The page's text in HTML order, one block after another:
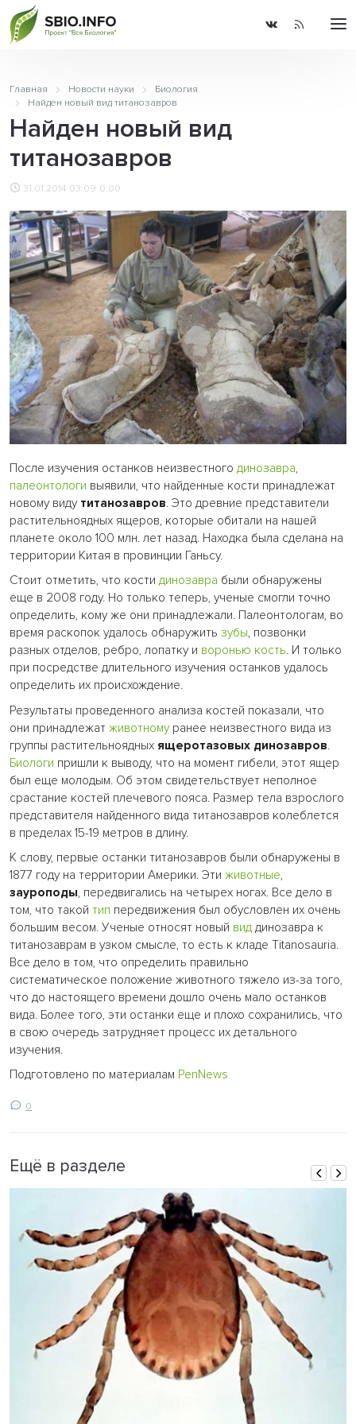
Главная Новости науки
Биология
Найден новый вид титанозавров
Найден новый вид
титанозавров
31.01.2014 03:09 0.00
После изучения останков неизвестного динозавра,
палеонтологи выявили, что найденные кости принадлежат
новому виду титанозавров. Это древние представители
растительноядных ящеров, которые обитали на нашей
планете около 100 млн. лет назад. Находка была сделана на
территории Китая в провинции Ганьсу.
Стоит отметить, что кости динозавра были обнаружены
еще в 2008 году. Но только теперь, ученые смогли точно
определить, кому же они принадлежали. Палеонтологам, во
время раскопок удалось обнаружить зубы, позвонки
разных отделов, ребро, лопатку и воронью кость. И только
при посредстве длительного изучения останков удалось
определить их происхождение.
Результаты проведенного анализа костей показали, что
они принадлежат животномуранее неизвестного вида из
группы растительноядных ящеротазовых динозавров.
Биологи пришли к выводу, что на момент гибели, этот ящер
был еще молодым. Об этом свидетельствует неполное
срастание костей плечевого пояса. Размер тела взрослого
представителя найденного вида титанозавров колеблется
в пределах 15-19 метров в длину.
К слову, первые останки титанозавров были обнаружены в
1877 году на территории Америки. Эти животные,
зауроподы, передвигались на четырех ногах. Все дело в
том, что такой тип передвижения был обусловлен их очень
большим весом. Ученые относят новый вид динозавра к
титанозаврам в узком смысле, то есть к кладе Titanosauria.
Все дело в том, что определить правильно
систематическое положение животного тяжело из-за того,
что до настоящего времени дошло очень мало останков
вида. Более того, эти останки еще и плохо сохранились, что
в свою очередь затрудняет процесс их детального
изучения.
Подготовлено по материалам PenNews
0
Ещё в разделе